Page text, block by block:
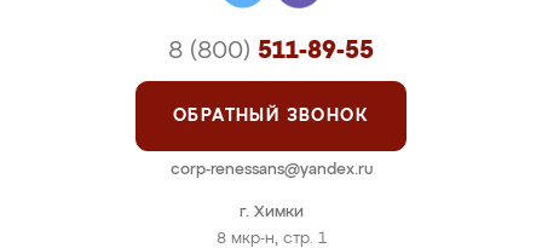
г. Химки
8 мкр-н, стр. 1
8 (800) 511-89-55
ОБРАТНЫЙ ЗВОНОК
corp-renessans@yandex.ru